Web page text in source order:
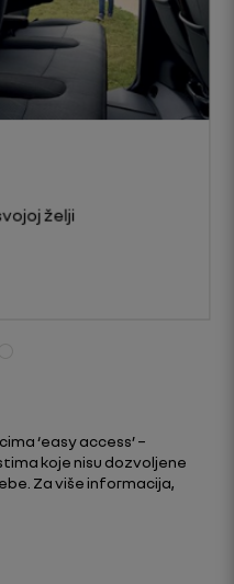
želji
‘easy access’ –
koje nisu dozvoljene
Za više informacija,